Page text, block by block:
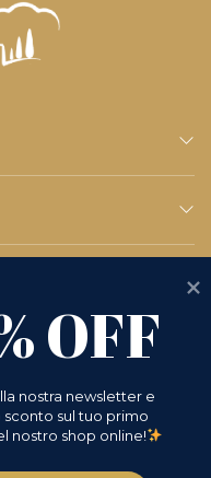
OFF
nostra newsletter e
sconto sul tuo primo
nostro shop online!